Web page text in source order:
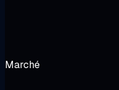
Marché